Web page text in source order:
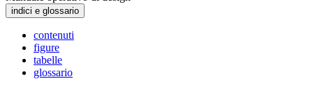
indici e glossario
contenuti
figure
tabelle
glossario